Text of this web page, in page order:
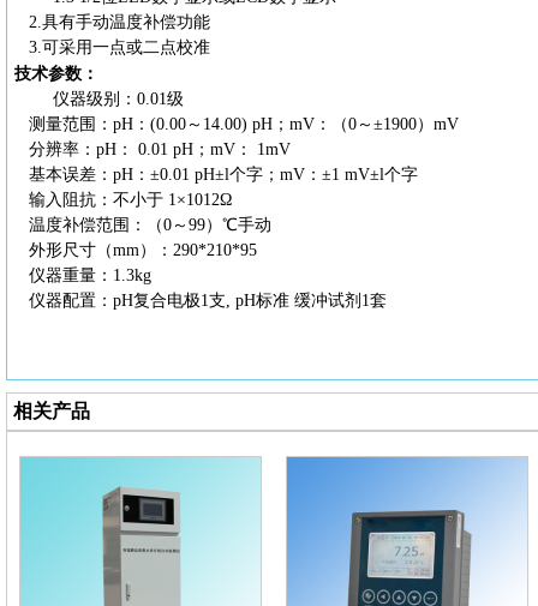
2.具有手动温度补偿功能
3.可采用一点或二点校准
技术参数：
仪器级别： 0.01级
测量范围： pH：(0.00～14.00) pH；mV：（0～±1900）mV
分辨率： pH： 0.01 pH；mV： 1mV
基本误差： pH：±0.01 pH±l个字；mV：±1 mV±l个字
输入阻抗：不小于 1×1012Ω
温度补偿范围：（0～99）℃手动
外形尺寸（mm）：290*210*95
仪器重量： 1.3kg
仪器配置： pH复合电极1支, pH标准 缓冲试剂1套
相关产品